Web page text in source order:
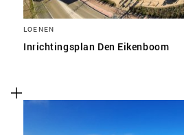
LOENEN
Inrichtingsplan Den Eikenboom